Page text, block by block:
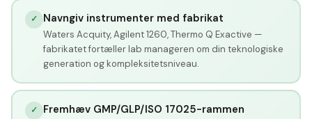
✓ Navngiv instrumenter med fabrikat
Waters Acquity, Agilent 1260, Thermo Q Exactive —
fabrikatet fortæller lab manageren om din teknologiske
generation og kompleksitetsniveau.
✓ Fremhæv GMP/GLP/ISO 17025-rammen